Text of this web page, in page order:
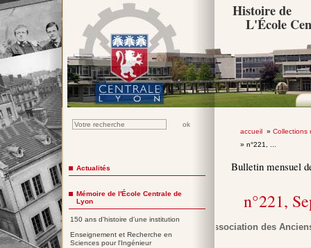
Histoire de
L'École
accueil» Collections
» n°221, ...
Bulletin mensuel
n°221,
Association des
Actualités
Mémoire de l'École Centrale de
Lyon
150 ans d'histoire d'une institution
Enseignement et Recherche en
Sciences pour l'Ingénieur